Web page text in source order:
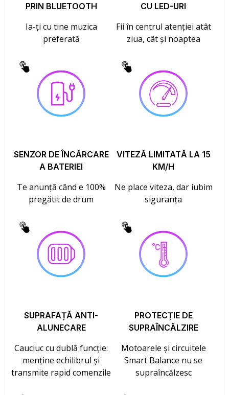
PRIN BLUETOOTH
Ia-ți cu tine muzica
preferată
CU LED-URI
Fii în centrul atenției atât
ziua, cât și noaptea
SENZOR DE ÎNCĂRCARE
A BATERIEI
Te anunță când e 100%
pregătit de drum
VITEZĂ LIMITATĂ LA 15
KM/H
Ne place viteza, dar iubim
siguranța
SUPRAFAȚĂ ANTI-
ALUNECARE
Cauciuc cu dublă funcție:
menține echilibrul și
transmite rapid comenzile
PROTECȚIE DE
SUPRAÎNCĂLZIRE
Motoarele și circuitele
Smart Balance nu se
supraîncălzesc